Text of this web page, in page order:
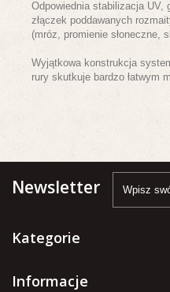
Odpowiednia stabilizacja UV,
złączek poddawanych
(mróz, promienie słoneczne,
Wyjątkowa konstrukcja
rury skutkuje bardzo łatwym
Newsletter
Kategorie
Informacje